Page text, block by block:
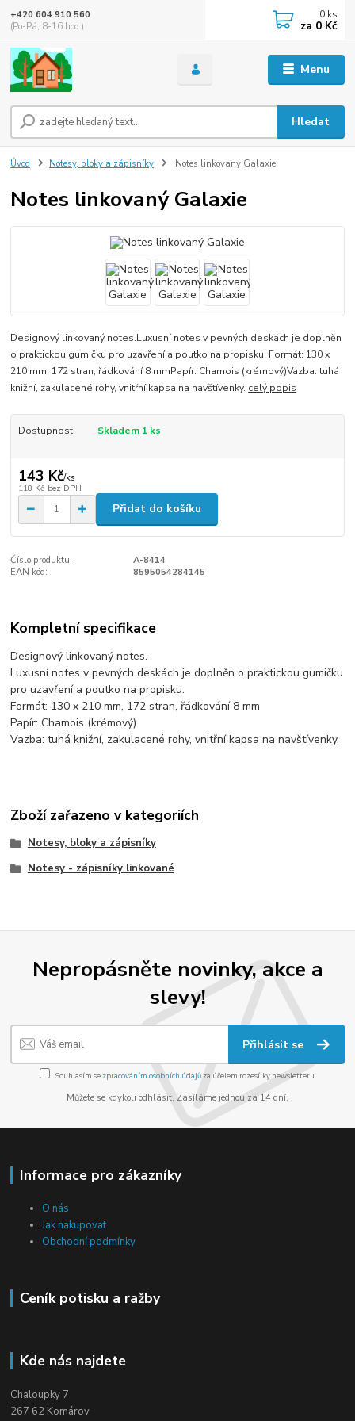
Menu
Hledat
+420 604 910 560
(Po-Pá, 8-16 hod.)
0 ks
za 0 Kč
Úvod Notesy, bloky a zápisníky Notes linkovaný Galaxie
Notes linkovaný Galaxie
Designový linkovaný notes.Luxusní notes v pevných deskách je doplněn
o praktickou gumičku pro uzavření a poutko na propisku. Formát: 130 x
210 mm, 172 stran, řádkování 8 mmPapír: Chamois (krémový)Vazba: tuhá
knižní, zakulacené rohy, vnitřní kapsa na navštívenky. celý popis
Dostupnost Skladem 1 ks
143 Kč/ks
118 Kč bez DPH
Přidat do košíku
Číslo produktu:
A-8414
EAN kód:
8595054284145
Kompletní specifikace
Designový linkovaný notes.
Luxusní notes v pevných deskách je doplněn o praktickou gumičku
pro uzavření a poutko na propisku.
Formát: 130 x 210 mm, 172 stran, řádkování 8 mm
Papír: Chamois (krémový)
Vazba: tuhá knižní, zakulacené rohy, vnitřní kapsa na navštívenky.
Zboží zařazeno v kategoriích
Notesy, bloky a zápisníky
Notesy - zápisníky linkované
Nepropásněte novinky, akce a
slevy!
Přihlásit se
Souhlasím se zpracováním osobních údajůza účelem rozesílky newsletteru.
Můžete se kdykoli odhlásit. Zasíláme jednou za 14 dní.
Informace pro zákazníky
O nás
Jak nakupovat
Obchodní podmínky
Ceník potisku a ražby
Kde nás najdete
Chaloupky 7
267 62 Komárov